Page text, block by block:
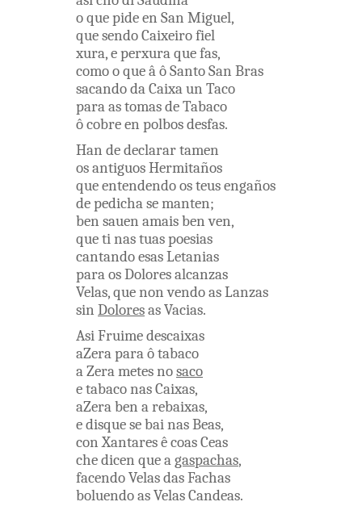
oquepideen San Miguel,
quesendoCaixeirofiel
xura,eperxuraquefas,
comooqueâ ôSantoSan Bras
sacandodaCaixaun Taco
paraastomasdeTabaco
ôcobreen polbosdesfas.
Han dedeclarartamen
osantiguosHermitaños
queentendendoosteusengaños
depedichasemanten;
ben sauen amaisben ven,
quetinastuaspoesias
cantandoesasLetanias
paraosDoloresalcanzas
Velas,quenon vendoasLanzas
sin DoloresasVacias.
AsiFruimedescaixas
aZeraparaôtabaco
aZerametesnosaco
etabaconasCaixas,
aZeraben arebaixas,
edisquesebainasBeas,
con XantaresêcoasCeas
chedicen queagaspachas,
facendoVelasdasFachas
boluendoasVelasCandeas.